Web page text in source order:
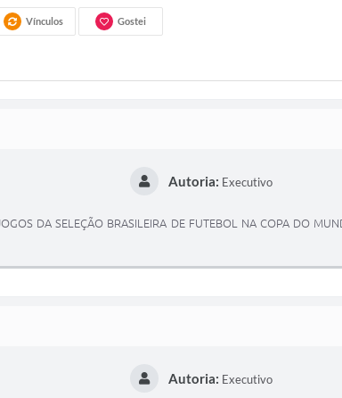
Vínculos Gostei
Autoria: Executivo
DA SELEÇÃO BRASILEIRA DE FUTEBOL NA COPA DO
Autoria: Executivo